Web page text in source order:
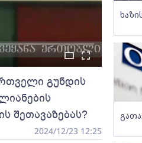
გუნდის
შეთავაზებას?
2024/12/23 12:25